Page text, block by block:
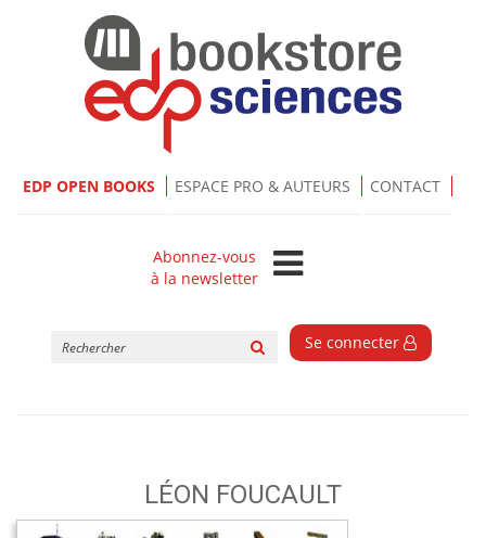
EDP OPEN BOOKS ESPACE PRO & AUTEURS CONTACT
Abonnez-vous
à la newsletter
Se connecter
LÉON FOUCAULT